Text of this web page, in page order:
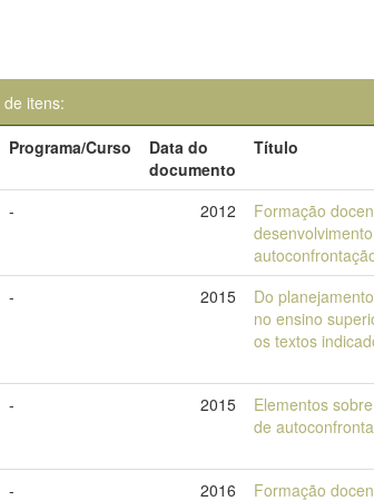
itens:
Programa/Curso
Data do
documento
Título
- 2012
Formação
- 2015
Do
no ensino
os textos
- 2015
Elementos
de
- 2016 Formação